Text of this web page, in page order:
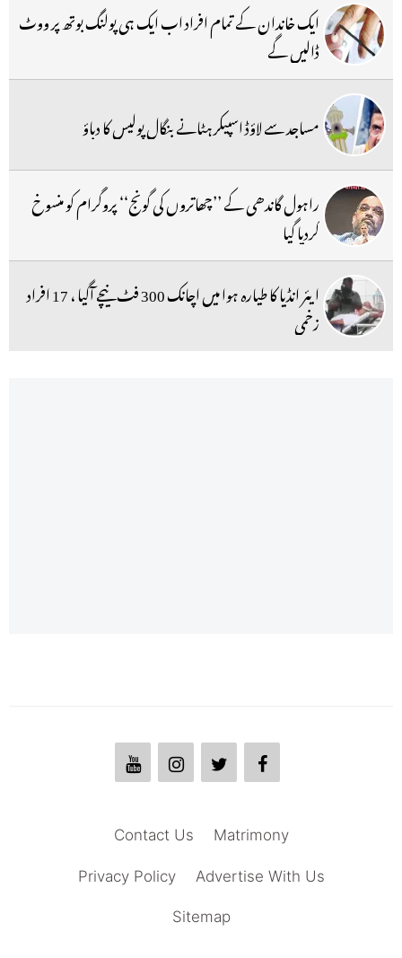
ایک خاندان کے تمام افراد اب ایک ہی پولنگ بوتھ پر ووٹ
ڈالیں گے
مساجد سے لاؤڈ اسپیکر ہٹانے بنگال پولیس کا دباؤ
راہول گاندھی کے ’’چھاتروں کی گونج‘‘ پروگرام کو منسوخ
کردیا گیا
ایئر انڈیا کا طیارہ ہوا میں اچانک 300 فٹ نیچے آگیا ، 17 افراد
زخمی
Matrimony
Contact Us
Advertise With Us
Privacy Policy
Sitemap